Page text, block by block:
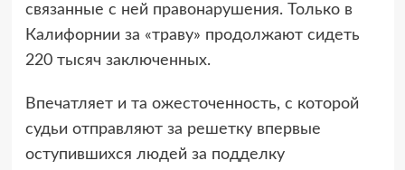
связанные с ней правонарушения. Только в
Калифорнии за «траву» продолжают сидеть
220 тысяч заключенных.
Впечатляет и та ожесточенность, с которой
судьи отправляют за решетку впервые
оступившихся людей за подделку